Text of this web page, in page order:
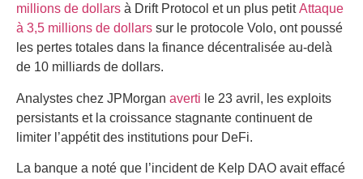
millions de dollars à Drift Protocol et un plus petitAttaque
à 3,5 millions de dollars sur le protocole Volo, ont poussé
les pertes totales dans la finance décentralisée au-delà
de 10 milliards de dollars.
Analystes chez JPMorgan averti le 23 avril, les exploits
persistants et la croissance stagnante continuent de
limiter l’appétit des institutions pour DeFi.
La banque a noté que l’incident de Kelp DAO avait effacé